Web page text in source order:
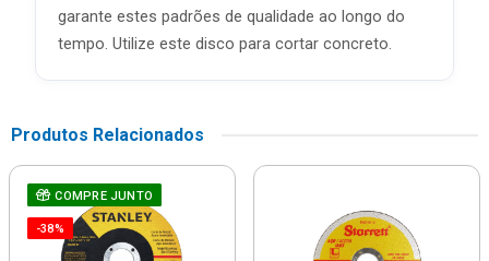
garante estes padrões de qualidade ao longo do
tempo. Utilize este disco para cortar concreto.
Produtos Relacionados
COMPRE JUNTO
-38%